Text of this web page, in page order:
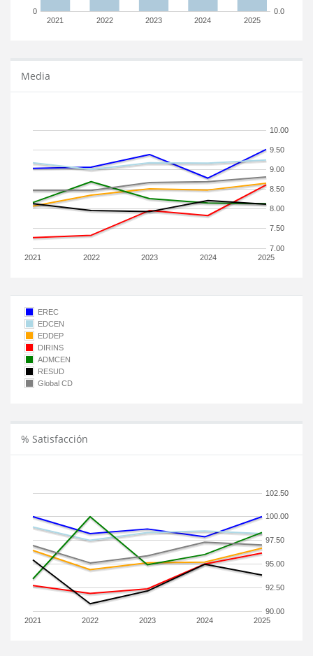
2021 2022 2023 2024 2025
0 0.0
Media
2021 2022 2023 2024 2025
7.00
7.50
8.00
8.50
9.00
9.50
10.00
EREC
EDCEN
EDDEP
DIRINS
ADMCEN
RESUD
Global CD
% Satisfacción
2021 2022 2023 2024 2025
90.00
92.50
95.00
97.50
100.00
102.50